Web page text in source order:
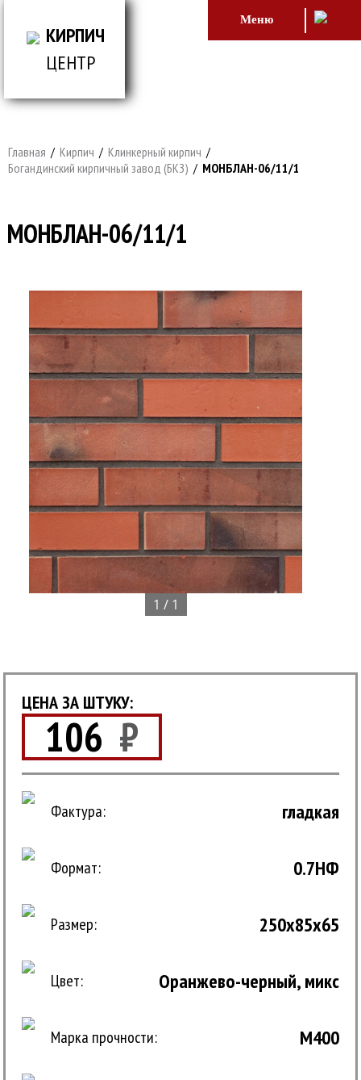
КИРПИЧ
ЦЕНТР
Меню
Главная / Кирпич / Клинкерный кирпич /
Богандинский кирпичный завод (БКЗ) / МОНБЛАН-06/11/1
МОНБЛАН-06/11/1
1 / 1
ЦЕНА ЗА ШТУКУ:
106 ₽
Фактура: гладкая
Формат: 0.7НФ
Размер: 250x85x65
Цвет: Оранжево-черный, микс
Марка прочности: М400